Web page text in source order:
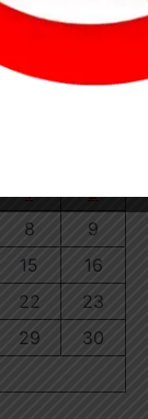
NH-130 पर
1
2
8
9
15
16
22
23
29
30